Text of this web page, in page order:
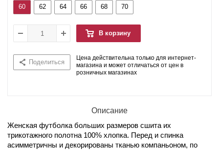
60 62 64 66 68 70
В корзину
Поделиться
Цена действительна только для интернет-
магазина и может отличаться от цен в
розничных магазинах
Описание
Женская футболка больших размеров сшита их
трикотажного полотна 100% хлопка. Перед и спинка
асимметричны и декорированы тканью компаньоном, по